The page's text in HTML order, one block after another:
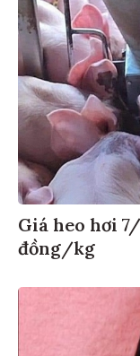
Giá heo hơi
đồng/kg